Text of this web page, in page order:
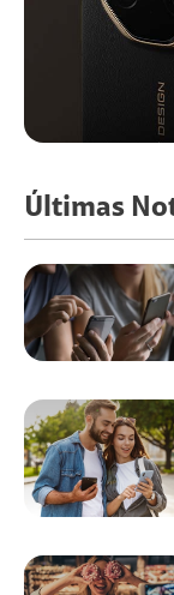
Últimas